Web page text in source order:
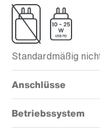
Standardmäßig
Anschlüsse
Betriebssystem